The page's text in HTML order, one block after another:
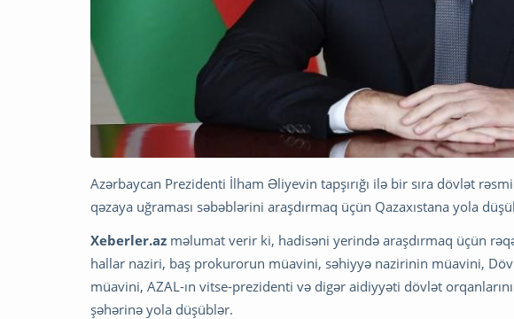
Azərbaycan Prezidenti İlham Əliyevin tapşırığı ilə bir sıra dövlət
qəzaya uğraması səbəblərini araşdırmaq üçün Qazaxıstana yola
Xeberler.az məlumat verir ki, hadisəni yerində araşdırmaq üçün
hallar naziri, baş prokurorun müavini, səhiyyə nazirinin müavini,
müavini, AZAL-ın vitse-prezidenti və digər aidiyyəti dövlət
şəhərinə yola düşüblər.